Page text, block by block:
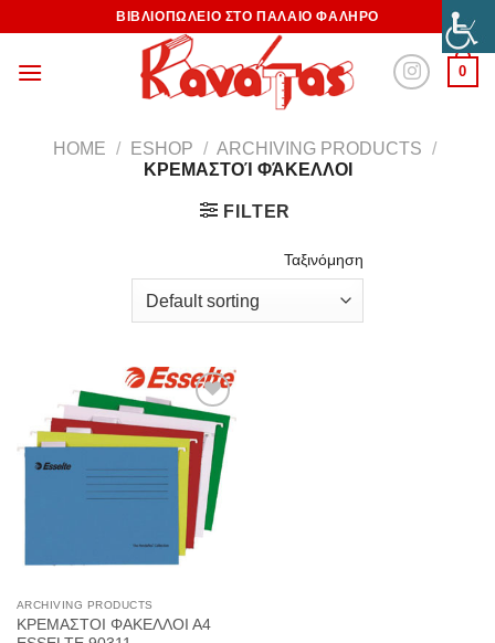
ΒΙΒΛΙΟΠΩΛΕΙΟ ΣΤΟ ΠΑΛΑΙΟ ΦΑΛΗΡΟ
0
HOME / ESHOP / ARCHIVING PRODUCTS /
ΚΡΕΜΑΣΤΟΊ ΦΆΚΕΛΛΟΙ
FILTER
Ταξινόμηση
Προσθήκη
στη
Wishlist
ARCHIVING PRODUCTS
ΚΡΕΜΑΣΤΟΙ ΦΑΚΕΛΛΟΙ Α4